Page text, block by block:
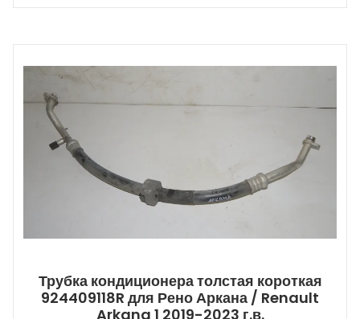
Трубка кондиционера толстая короткая
924409118R для Рено Аркана / Renault
Arkana 1 2019-2023 г.в.